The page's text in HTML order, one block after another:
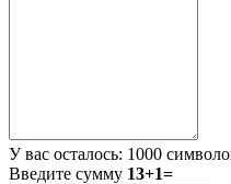
У вас осталось: 1000
Введите сумму 13+1=